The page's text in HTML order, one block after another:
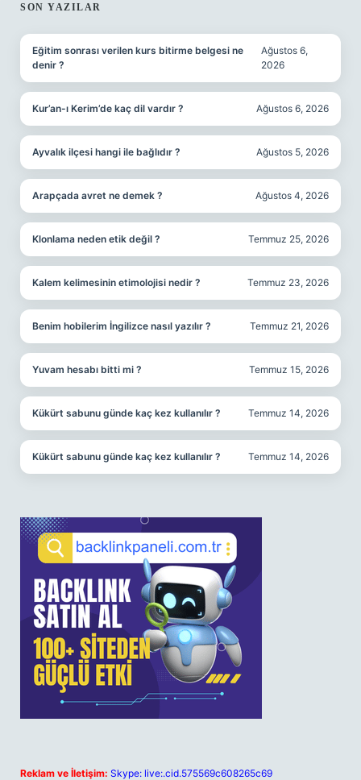
SIDEBAR
SON YAZILAR
Eğitim sonrası verilen kurs bitirme belgesi ne
denir ?
Ağustos 6,
2026
Kur’an-ı Kerim’de kaç dil vardır ? Ağustos 6, 2026
Ayvalık ilçesi hangi ile bağlıdır ? Ağustos 5, 2026
Arapçada avret ne demek ? Ağustos 4, 2026
Klonlama neden etik değil ? Temmuz 25, 2026
Kalem kelimesinin etimolojisi nedir ? Temmuz 23, 2026
Benim hobilerim İngilizce nasıl yazılır ? Temmuz 21, 2026
Yuvam hesabı bitti mi ? Temmuz 15, 2026
Kükürt sabunu günde kaç kez kullanılır ? Temmuz 14, 2026
Kükürt sabunu günde kaç kez kullanılır ? Temmuz 14, 2026
Reklam ve İletişim: Skype: live:.cid.575569c608265c69